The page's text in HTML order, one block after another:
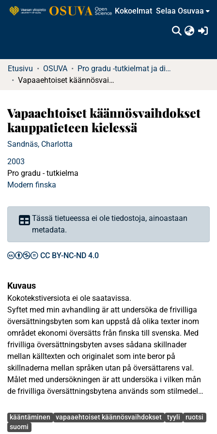
Kokoelmat Selaa Osuvaa
Etusivu OSUVA
Pro gradu -tutkielmat ja diplomityöt
Vapaaehtoiset käännösvaihdokset kauppatieteen kielessä
Vapaaehtoiset käännösvaihdokset
kauppatieteen kielessä
Sandnäs, Charlotta
2003
Pro gradu - tutkielma
Modern finska
Tässä tietueessa ei ole tiedostoja, ainoastaan
metadata.
CC BY-NC-ND 4.0
Kuvaus
Kokotekstiversiota ei ole saatavissa.
Syftet med min avhandling är att undersöka de frivilliga
översättningsbyten som kan uppstå då olika texter inom
området ekonomi översätts från finska till svenska. Med
frivilliga översättningsbyten avses sådana skillnader
mellan källtexten och originalet som inte beror på
skillnaderna mellan språken utan på översättarens val.
Målet med undersökningen är att undersöka i vilken mån
de frivilliga översättningsbytena används som stilmedel
Undersökningsmaterialet är taget från fackområdet
ekonomi och består av tre texter med olika målgrupp och
Avainsanat
kääntäminen vapaaehtoiset käännösvaihdokset tyyli
ruotsi
suomi